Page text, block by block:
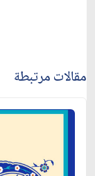
مقالات مرتبطة